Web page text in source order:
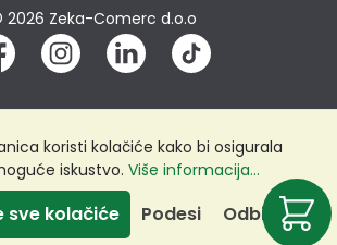
2026 Zeka-Comerc d.o.o
koristi kolačiće kako bi osigurala
iskustvo. Više informacija...
Odbij
Podesi
sve kolačiće